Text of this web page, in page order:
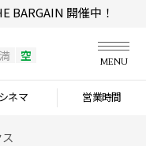
BARGAIN 開催中！
満 空 MENU
シネマ 営業時間